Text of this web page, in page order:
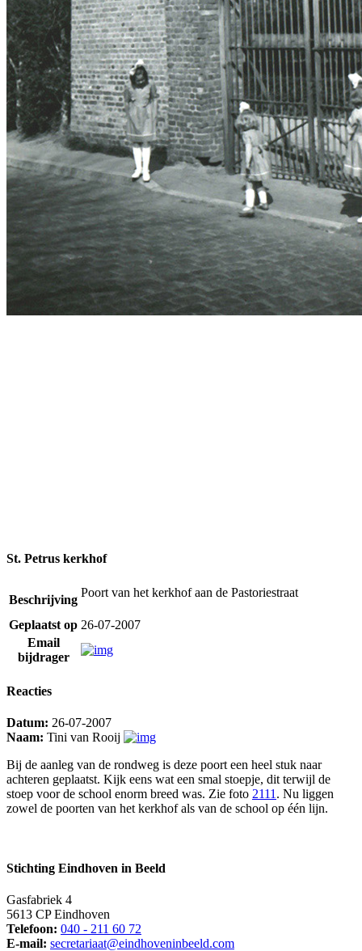
St. Petrus kerkhof
Beschrijving
Poort van het kerkhof aan de Pastoriestraat
Geplaatst op 26-07-2007
Email
bijdrager
Reacties
Datum: 26-07-2007
Naam: Tini van Rooij
Bij de aanleg van de rondweg is deze poort een heel stuk naar
achteren geplaatst. Kijk eens wat een smal stoepje, dit terwijl de
stoep voor de school enorm breed was. Zie foto 2111. Nu liggen
zowel de poorten van het kerkhof als van de school op één lijn.
Stichting Eindhoven in Beeld
Gasfabriek 4
5613 CP Eindhoven
Telefoon: 040 - 211 60 72
E-mail: secretariaat@eindhoveninbeeld.com